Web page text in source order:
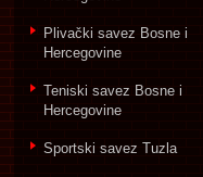
Plivački savez Bosne i
Hercegovine
Teniski savez Bosne i
Hercegovine
Sportski savez Tuzla